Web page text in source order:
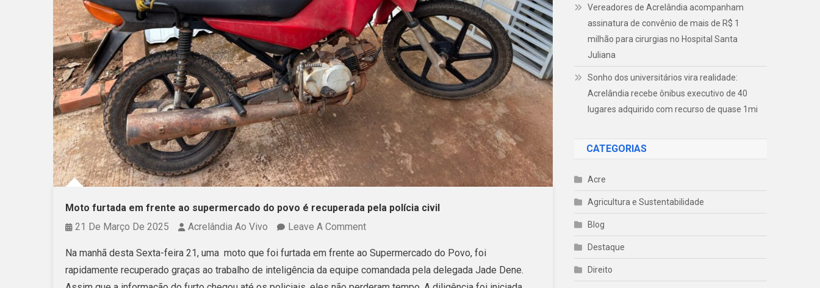
Moto furtada em frente ao supermercado do povo é recuperada pela polícia civil
21 De Março De 2025
Acrelândia Ao Vivo Leave A CommentOn
Furtada
Em
Na manhã desta Sexta-feira 21, uma moto que foi furtada em frente ao Supermercado do Povo, foi
rapidamente recuperado graças ao trabalho de inteligência da equipe comandada pela delegada Jade Dene.
Vereadores de Acrelândia acompanham
assinatura de convênio de mais de R$ 1
milhão para cirurgias no Hospital Santa
Juliana
Sonho dos universitários vira realidade:
Acrelândia recebe ônibus executivo de 40
lugares adquirido com recurso de quase 1mi
CATEGORIAS
Acre
Agricultura e Sustentabilidade
Blog
Destaque
Direito